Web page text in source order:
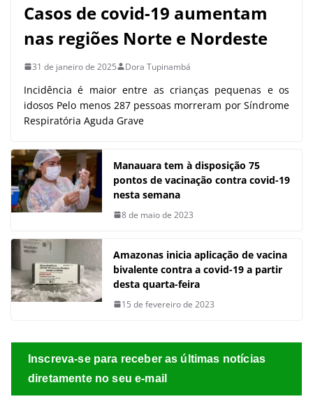
Casos de covid-19 aumentam
nas regiões Norte e Nordeste
31 de janeiro de 2025 Dora Tupinambá
Incidência é maior entre as crianças pequenas e os
idosos Pelo menos 287 pessoas morreram por Síndrome
Respiratória Aguda Grave
Manauara tem à disposição 75
pontos de vacinação contra covid-19
nesta semana
8 de maio de 2023
Amazonas inicia aplicação de vacina
bivalente contra a covid-19 a partir
desta quarta-feira
15 de fevereiro de 2023
Inscreva-se para receber as últimas notícias
diretamente no seu e-mail